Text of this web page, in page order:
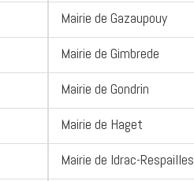
Mairie de Gazaupouy
Mairie de Gimbrede
Mairie de Gondrin
Mairie de Haget
Mairie de Idrac-Respailles